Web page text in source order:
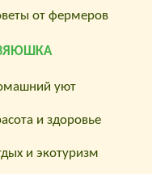
от фермеров
уют
и здоровье
и экотуризм